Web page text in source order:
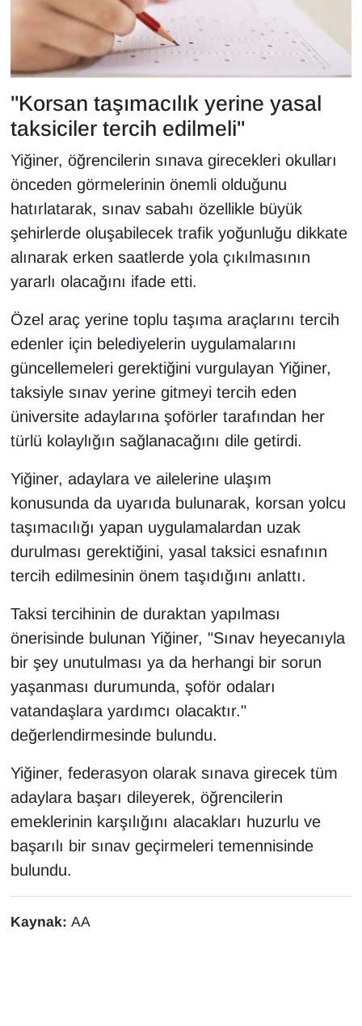
"Korsan taşımacılık yerine yasal
taksiciler tercih edilmeli"
Yiğiner, öğrencilerin sınava girecekleri okulları
önceden görmelerinin önemli olduğunu
hatırlatarak, sınav sabahı özellikle büyük
şehirlerde oluşabilecek trafik yoğunluğu dikkate
alınarak erken saatlerde yola çıkılmasının
yararlı olacağını ifade etti.
Özel araç yerine toplu taşıma araçlarını tercih
edenler için belediyelerin uygulamalarını
güncellemeleri gerektiğini vurgulayan Yiğiner,
taksiyle sınav yerine gitmeyi tercih eden
üniversite adaylarına şoförler tarafından her
türlü kolaylığın sağlanacağını dile getirdi.
Yiğiner, adaylara ve ailelerine ulaşım
konusunda da uyarıda bulunarak, korsan yolcu
taşımacılığı yapan uygulamalardan uzak
durulması gerektiğini, yasal taksici esnafının
tercih edilmesinin önem taşıdığını anlattı.
Taksi tercihinin de duraktan yapılması
önerisinde bulunan Yiğiner, "Sınav heyecanıyla
bir şey unutulması ya da herhangi bir sorun
yaşanması durumunda, şoför odaları
vatandaşlara yardımcı olacaktır."
değerlendirmesinde bulundu.
Yiğiner, federasyon olarak sınava girecek tüm
adaylara başarı dileyerek, öğrencilerin
emeklerinin karşılığını alacakları huzurlu ve
başarılı bir sınav geçirmeleri temennisinde
bulundu.
Kaynak: AA